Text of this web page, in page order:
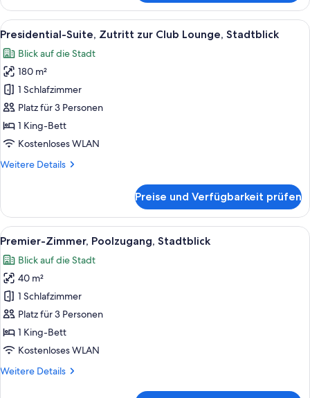
anzeigen
Suite,
1 King-
Bett,
zur
Club
Lounge,
Stadtblick
(Chairman)
Alle
Fotos
für
Presidential-
Suite,
Zutritt
zur
Club
Stadtblick
Ein modernes Hotelzimmer mit einer
14
Presidential-Suite, Zutritt zur Club Lounge, Stadtblick
Blick auf die Stadt
180 m²
1 Schlafzimmer
Platz für 3 Personen
1 King-Bett
Kostenloses WLAN
Weitere Details
Weitere
Suite,
Zutritt
zur
Lounge,
Stadtblick
Preise und Verfügbarkeit prüfen
Alle
Fotos
für
Premier-
Zimmer,
Poolzugang,
Stadtblick
anzeigen
Ein Hotelzimmer mit einem großen
9
Premier-Zimmer, Poolzugang, Stadtblick
Blick auf die Stadt
40 m²
1 Schlafzimmer
Platz für 3 Personen
1 King-Bett
Kostenloses WLAN
Weitere Details
Weitere